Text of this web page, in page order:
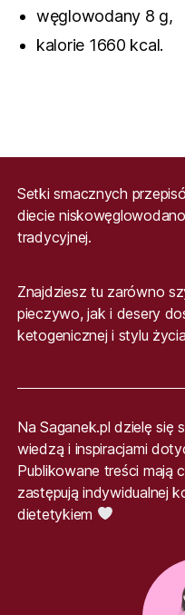
węglowodany 8 g,
kalorie 1660 kcal.
Setki smacznych
diecie
tradycyjnej.
Znajdziesz tu zarówno
pieczywo, jak i desery
ketogenicznej i stylu
Na Saganek.pl dzielę się
wiedzą i inspiracjami
Publikowane treści mają
zastępują indywidualnej
dietetykiem